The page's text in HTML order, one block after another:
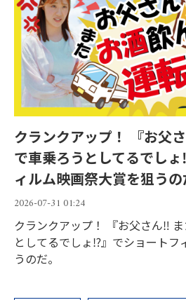
クランクアップ！ 『お父
で車乗ろうとしてるでし
ィルム映画祭大賞を狙うの
2026-07-31 01:24
クランクアップ！ 『お父さん‼
としてるでしょ⁉』でショートフ
うのだ。